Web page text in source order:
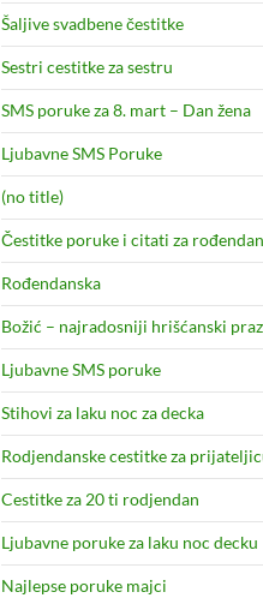
Šaljive svadbene čestitke
Sestri cestitke za sestru
SMS poruke za 8. mart – Dan žena
Ljubavne SMS Poruke
(no title)
Čestitke poruke i citati za rođendan
Rođendanska
Božić – najradosniji hrišćanski
Ljubavne SMS poruke
Stihovi za laku noc za decka
Rodjendanske cestitke za
Cestitke za 20 ti rodjendan
Ljubavne poruke za laku noc decku
Najlepse poruke majci